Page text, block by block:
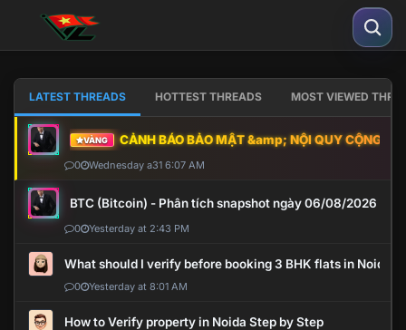
LATEST THREADS HOTTEST THREADS MOST VIEWED
VÀNG CẢNH BÁO BẢO MẬT &amp; NỘI QUY CỘNG
0 Wednesday a31 6:07 AM
BTC (Bitcoin) - Phân tích snapshot ngày 06/08/2026
0 Yesterday at 2:43 PM
What should I verify before booking 3 BHK flats in Noida?
0 Yesterday at 8:01 AM
How to Verify property in Noida Step by Step